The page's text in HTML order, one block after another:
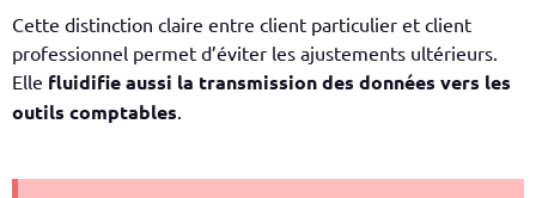
Cette distinction claire entre client particulier et client
professionnel permet d’éviter les ajustements ultérieurs.
Elle fluidifie aussi la transmission des données vers les
outils comptables.